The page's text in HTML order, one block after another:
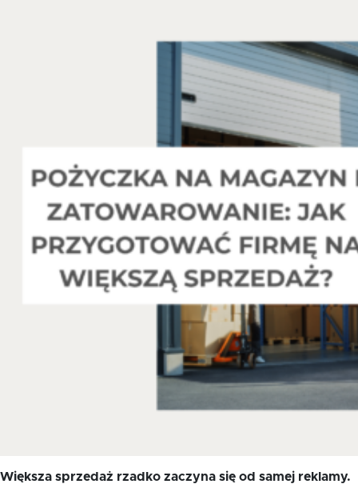
Większa sprzedaż rzadko zaczyna się od samej reklamy.